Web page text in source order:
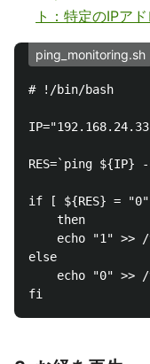
ト：特定のIPア
ping_monitoring.sh
# !/bin/bash
RES=`ping
if [ ${RES} =
    then
echo "1" >>
else
echo "0" >>